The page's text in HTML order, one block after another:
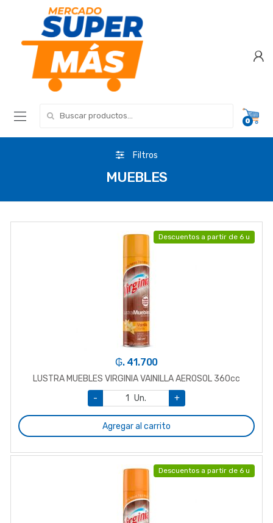
0
Filtros
MUEBLES
Descuentos a partir de 6 u
₲. 41.700
LUSTRA MUEBLES VIRGINIA VAINILLA AEROSOL 360cc
-
Un. +
Agregar al carrito
Descuentos a partir de 6 u